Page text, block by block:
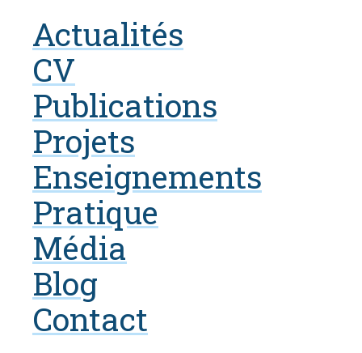
Actualités
CV
Publications
Projets
Enseignements
Pratique
Média
Blog
Contact